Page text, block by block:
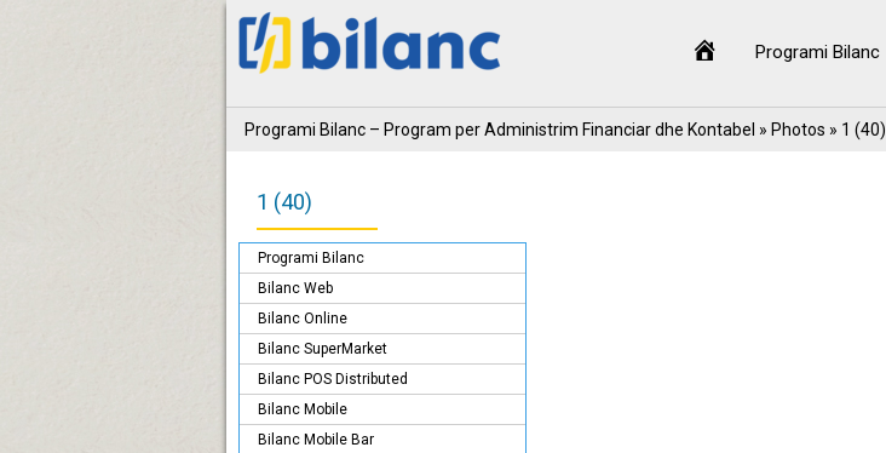
Programi Bilanc
Programi Bilanc – Program per Administrim Financiar dhe Kontabel » Photos » 1 (40)
1 (40)
Programi Bilanc
Bilanc Web
Bilanc Online
Bilanc SuperMarket
Bilanc POS Distributed
Bilanc Mobile
Bilanc Mobile Bar